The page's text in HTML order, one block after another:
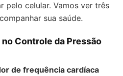
pelo celular. Vamos ver três
sua saúde.
Controle da Pressão
de frequência cardíaca